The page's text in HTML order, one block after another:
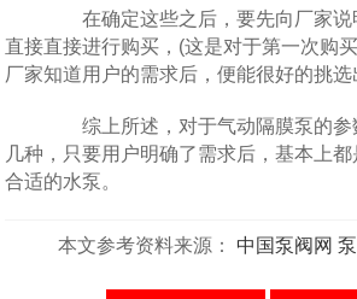
在确定这些之后，要先向厂家说
直接直接进行购买，(这是对于第一次购
厂家知道用户的需求后，便能很好的挑选
综上所述，对于气动隔膜泵的参
几种，只要用户明确了需求后，基本上
合适的水泵。
本文参考资料来源： 中国泵阀网